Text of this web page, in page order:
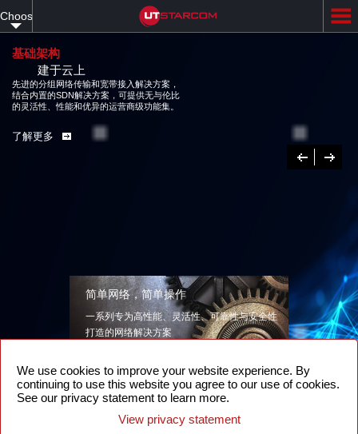
to
content
Choose
your
language
基础架构
建于云上
先进的分组网络传输和宽带接入解决方案，
结合内置的SDN解决方案，可提供无与伦比
的灵活性、性能和优异的运营商级功能集。
了解更多
Previous
下
一
简单网络，简单操作
一系列专为高性能、灵活性、可靠性与安全性
打造的网络解决方案
智能分组光网络
We use cookies to improve your website experience. By
continuing to use this website you agree to our use of cookies.
See our privacy statement to learn more.
View privacy statement